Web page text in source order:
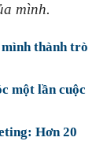
mình.
thành trò
một lần cuộc
Hơn 20